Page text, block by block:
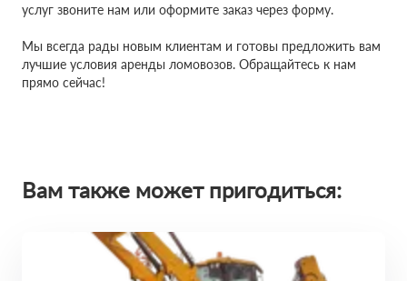
услуг звоните нам или оформите заказ через форму.
Мы всегда рады новым клиентам и готовы предложить вам
лучшие условия аренды ломовозов. Обращайтесь к нам
прямо сейчас!
Вам также может пригодиться: